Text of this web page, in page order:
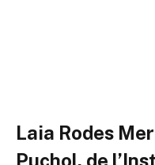
Laia Rodes
Puchol, de